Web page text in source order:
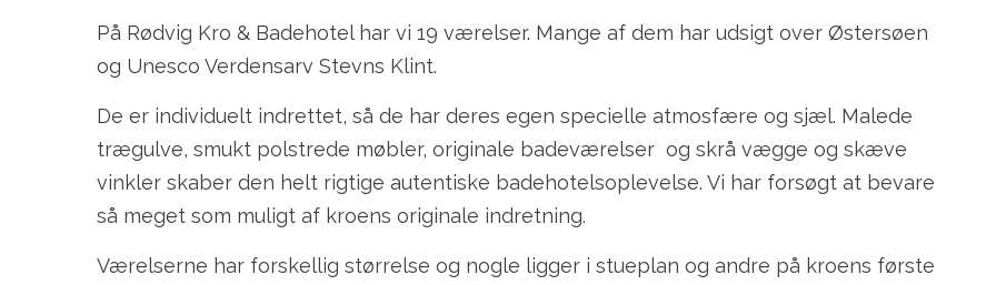
På Rødvig Kro & Badehotel har vi 19 værelser. Mange af dem har udsigt over Østersøen
og Unesco Verdensarv Stevns Klint.
De er individuelt indrettet, så de har deres egen specielle atmosfære og sjæl. Malede
trægulve, smukt polstrede møbler, originale badeværelser og skrå vægge og skæve
vinkler skaber den helt rigtige autentiske badehotelsoplevelse. Vi har forsøgt at bevare
så meget som muligt af kroens originale indretning.
Værelserne har forskellig størrelse og nogle ligger i stueplan og andre på kroens første